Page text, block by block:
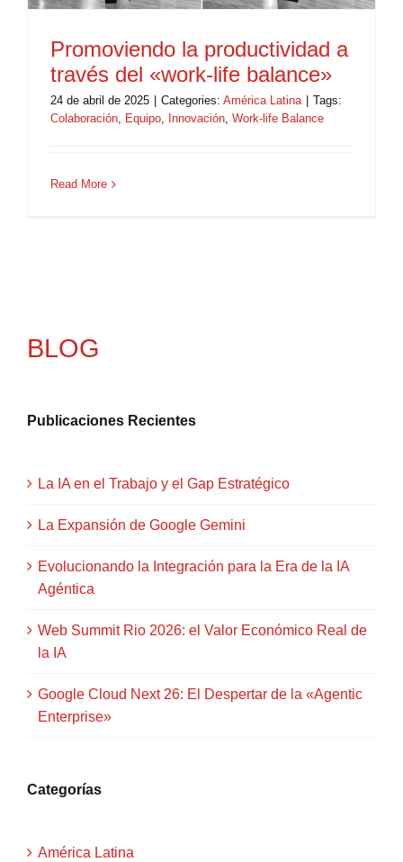
Promoviendo la productividad a
través del «work-life balance»
24 de abril de 2025 Categories: América Latina
Tags:
Colaboración, Equipo, Innovación, Work-life Balance
Read More
BLOG
Publicaciones Recientes
La IA en el Trabajo y el Gap Estratégico
La Expansión de Google Gemini
Evolucionando la Integración para la Era de la IA
Agéntica
Web Summit Rio 2026: el Valor Económico Real de
la IA
Google Cloud Next 26: El Despertar de la «Agentic
Enterprise»
Categorías
América Latina